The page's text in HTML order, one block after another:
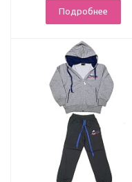
Подробнее